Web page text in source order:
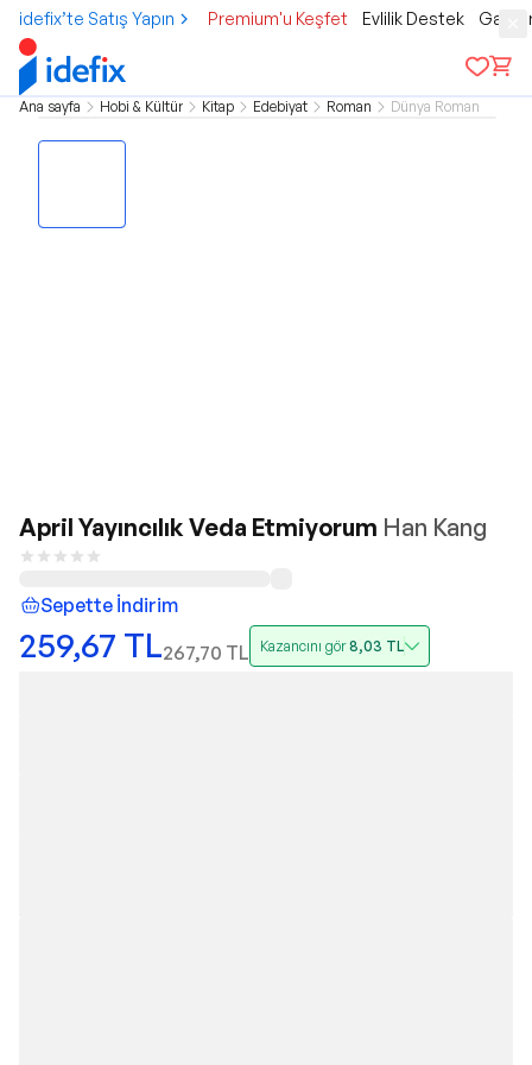
idefix’te Satış Yapın Premium'u Keşfet Evlilik Destek
Ana sayfa Hobi & Kültür Kitap Edebiyat Roman Dünya Roman
April Yayıncılık Veda Etmiyorum Han Kang
Sepette İndirim
259,67 TL267,70 TL Kazancını gör8,03 TL